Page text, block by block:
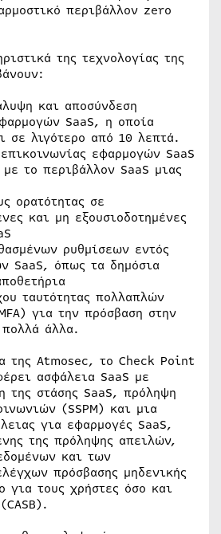
περιβάλλον zero
της τεχνολογίας της
και αποσύνδεση
SaaS, η οποία
σε λιγότερο από 10 λεπτά.
εφαρμογών SaaS
το περιβάλλον SaaS μιας
ορατότητας σε
και μη εξουσιοδοτημένες
ρυθμίσεων εντός
SaaS, όπως τα δημόσια
ταυτότητας πολλαπλών
για την πρόσβαση στην
άλλα.
της Atmosec, το Check Point
ασφάλεια SaaS με
της στάσης SaaS, πρόληψη
(SSPM) και μια
για εφαρμογές SaaS,
της πρόληψης απειλών,
και των
πρόσβασης μηδενικής
για τους χρήστες όσο και